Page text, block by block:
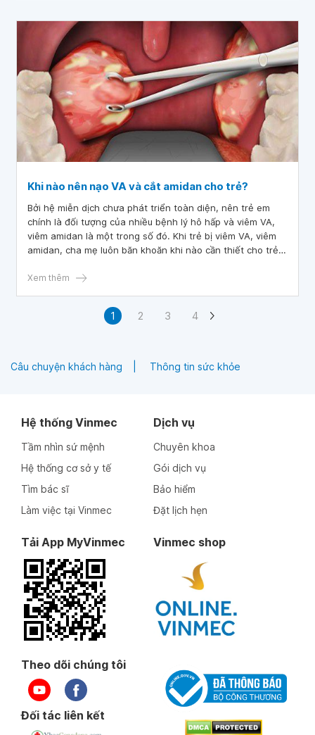
Khi nào nên nạo VA và cắt amidan cho trẻ?
Bởi hệ miễn dịch chưa phát triển toàn diện, nên trẻ em
chính là đối tượng của nhiều bệnh lý hô hấp và viêm VA,
viêm amidan là một trong số đó. Khi trẻ bị viêm VA, viêm
amidan, cha mẹ luôn băn khoăn khi nào cần thiết cho trẻ
lại biến chứng không? Hãy cùng tham khảo bài viết dưới
Xem thêm
1 2 3 4
Câu chuyện khách hàng Thông tin sức khỏe
Hệ thống Vinmec
Tầm nhìn sứ mệnh
Hệ thống cơ sở y tế
Tìm bác sĩ
Làm việc tại Vinmec
Dịch vụ
Chuyên khoa
Gói dịch vụ
Bảo hiểm
Đặt lịch hẹn
Tải App MyVinmec Vinmec shop
Theo dõi chúng tôi
Đối tác liên kết